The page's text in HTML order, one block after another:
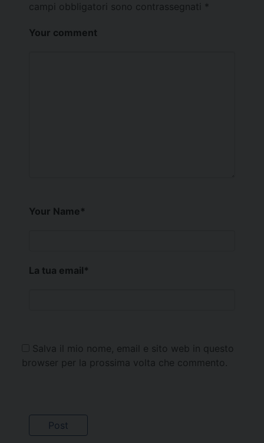
campi obbligatori sono contrassegnati *
Your comment
Your Name*
La tua email*
Salva il mio nome, email e sito web in questo
browser per la prossima volta che commento.